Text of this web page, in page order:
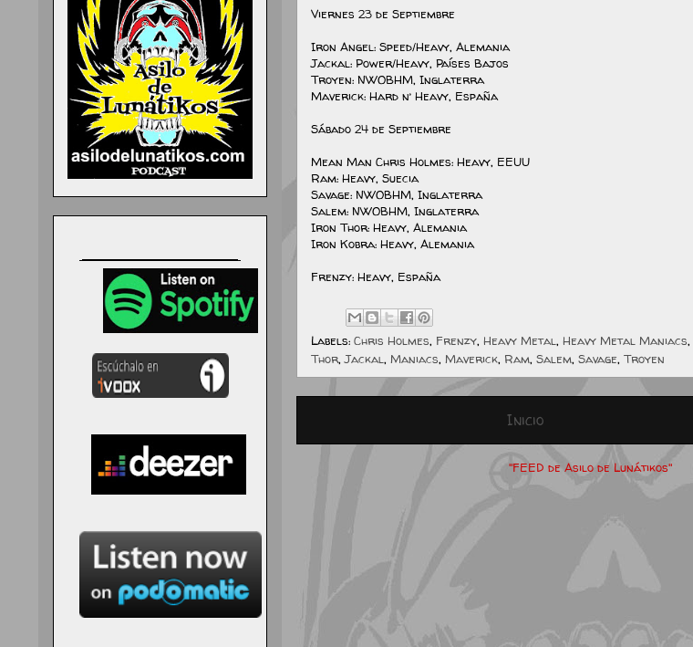
Viernes 23 de Septiembre
Iron Angel: Speed/Heavy, Alemania
Jackal: Power/Heavy, Países Bajos
Troyen: NWOBHM, Inglaterra
Maverick: Hard n’ Heavy, España
Sábado 24 de Septiembre
Mean Man Chris Holmes: Heavy, EEUU
Ram: Heavy, Suecia
Savage: NWOBHM, Inglaterra
Salem: NWOBHM, Inglaterra
Iron Thor: Heavy, Alemania
Iron Kobra: Heavy, Alemania
Frenzy: Heavy, España
Labels: Chris Holmes, Frenzy, Heavy Metal, Heavy Metal Maniacs,
Thor,Jackal, Maniacs, Maverick, Ram, Salem, Savage, Troyen
Inicio
"FEED de Asilo de Lunátikos"